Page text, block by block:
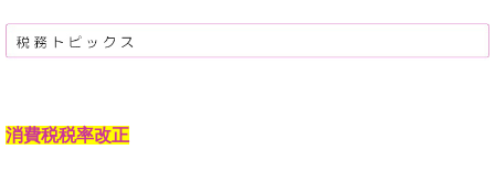
消費税税率改正